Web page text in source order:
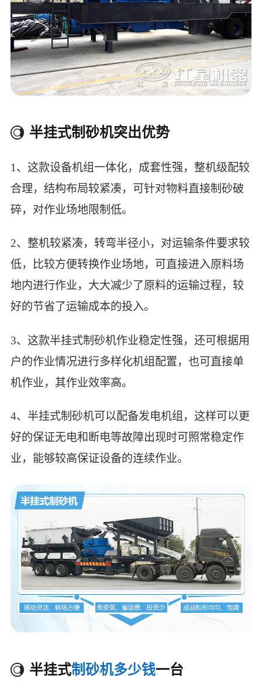
半挂式制砂机突出优势
1、这款设备机组一体化，成套性强，整机级配较
合理，结构布局较紧凑，可针对物料直接制砂破
碎，对作业场地限制低。
2、整机较紧凑，转弯半径小，对运输条件要求较
低，比较方便转换作业场地，可直接进入原料场
地内进行作业，大大减少了原料的运输过程，较
好的节省了运输成本的投入。
3、这款半挂式制砂机作业稳定性强，还可根据用
户的作业情况进行多样化机组配置，也可直接单
机作业，其作业效率高。
4、半挂式制砂机可以配备发电机组，这样可以更
好的保证无电和断电等故障出现时可照常稳定作
业，能够较高保证设备的连续作业。
半挂式制砂机多少钱一台